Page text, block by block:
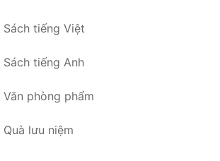
Sách tiếng Việt
Sách tiếng Anh
Văn phòng phẩm
Quà lưu niệm